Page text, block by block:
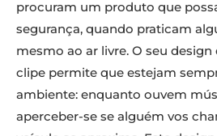
procuram um produto que
segurança, quando praticam
mesmo ao ar livre. O seu
clipe permite que estejam
ambiente: enquanto ouvem
aperceber-se se alguém vos